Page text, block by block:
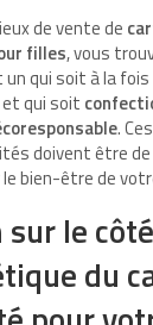
de vente de
filles, vous
qui soit à la fois
et qui soit
. Ces
doivent être
bien-être de
sur le côté
du